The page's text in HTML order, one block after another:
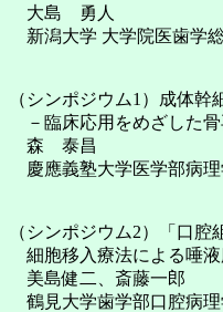
大島 勇人
新潟大学 大学院医歯学
（シンポジウム1）成体
－臨床応用をめざした骨
森 泰昌
慶應義塾大学医学部病理
（シンポジウム2）「口腔
細胞移入療法による唾液
美島健二、斎藤一郎
鶴見大学歯学部口腔病理